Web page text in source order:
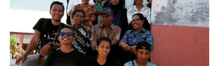
HEKA
LEKA
DENGAN
DUKUNGAN
WEA
MEMBUAT
PELATIHAN
GURU